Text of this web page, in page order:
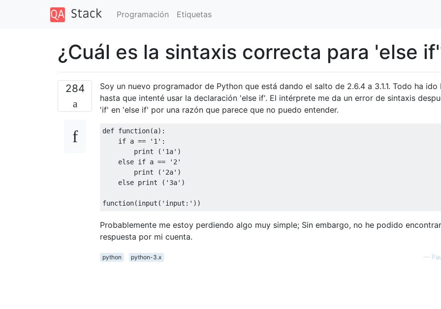
Programación Etiquetas
¿Cuál es la sintaxis correcta para 'else
284
Soy un nuevo programador de Python que está dando el salto de 2.6.4 a 3.1.1. Todo ha ido
hasta que intenté usar la declaración 'else if'. El intérprete me da un error de sintaxis
'if' en 'else if' por una razón que parece que no puedo entender.
def function(a):
if a == '1' :
print
( '1a' )
else if a ==
'2'
print
( '2a' )
else print ( '3a' )
function(input ( 'input:' ))
Probablemente me estoy perdiendo algo muy simple; Sin embargo, no he podido
respuesta por mi cuenta.
python python-3.x —